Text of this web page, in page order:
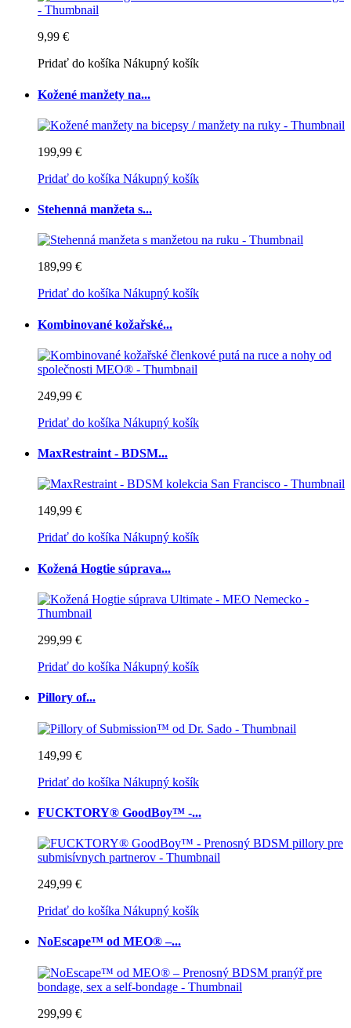
9,99 €
Pridať do košíka Nákupný košík
Kožené manžety na...
199,99 €
Pridať do košíka Nákupný košík
Stehenná manžeta s...
189,99 €
Pridať do košíka Nákupný košík
Kombinované kožařské...
249,99 €
Pridať do košíka Nákupný košík
MaxRestraint - BDSM...
149,99 €
Pridať do košíka Nákupný košík
Kožená Hogtie súprava...
299,99 €
Pridať do košíka Nákupný košík
Pillory of...
149,99 €
Pridať do košíka Nákupný košík
FUCKTORY® GoodBoy™ -...
249,99 €
Pridať do košíka Nákupný košík
NoEscape™ od MEO® –...
299,99 €